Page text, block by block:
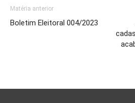
Matéria anterior
Boletim Eleitoral 004/2023